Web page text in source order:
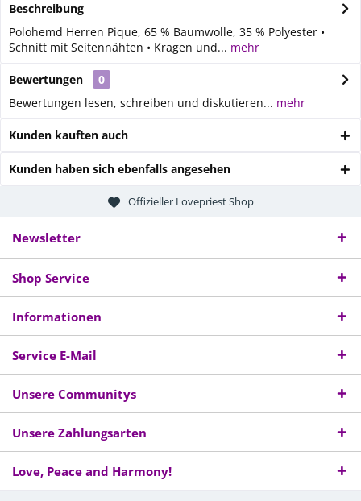
Beschreibung
Polohemd Herren Pique, 65 % Baumwolle, 35 % Polyester •
Schnitt mit Seitennähten • Kragen und... mehr
Bewertungen
0
Bewertungen lesen, schreiben und diskutieren... mehr
Kunden kauften auch
Kunden haben sich ebenfalls angesehen
Offizieller Lovepriest Shop
Newsletter
Shop Service
Informationen
Service E-Mail
Unsere Communitys
Unsere Zahlungsarten
Love, Peace and Harmony!